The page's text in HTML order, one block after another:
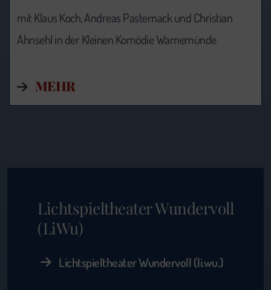
mit Klaus Koch, Andreas Pasternack und Christian
Ahnsehl in der Kleinen Komödie Warnemünde
MEHR
Lichtspieltheater Wundervoll
(LiWu)
Lichtspieltheater Wundervoll (li.wu.)